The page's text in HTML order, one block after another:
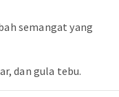
semangat yang
dan gula tebu.